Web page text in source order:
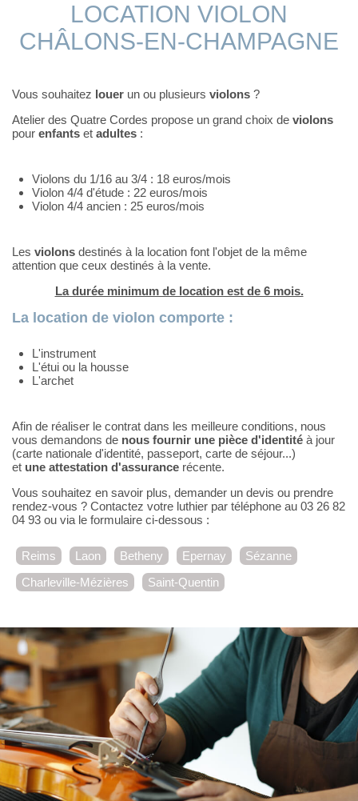
LOCATION VIOLON
CHÂLONS-EN-CHAMPAGNE
Vous souhaitez louer un ou plusieurs violons ?
Atelier des Quatre Cordes propose un grand choix de violons
pour enfants et adultes :
Violons du 1/16 au 3/4 : 18 euros/mois
Violon 4/4 d'étude : 22 euros/mois
Violon 4/4 ancien : 25 euros/mois
Les violons destinés à la location font l'objet de la même
attention que ceux destinés à la vente.
La durée minimum de location est de 6 mois.
La location de violon comporte :
L'instrument
L'étui ou la housse
L'archet
Afin de réaliser le contrat dans les meilleure conditions, nous
vous demandons de nous fournir une pièce d'identité à jour
(carte nationale d'identité, passeport, carte de séjour...)
et une attestation d'assurance récente.
Vous souhaitez en savoir plus, demander un devis ou prendre
rendez-vous ? Contactez votre luthier par téléphone au 03 26 82
04 93 ou via le formulaire ci-dessous :
Reims Laon Betheny Epernay
Sézanne
Charleville-Mézières
Saint-Quentin